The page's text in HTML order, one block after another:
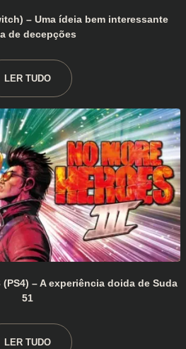
– Uma ídeia bem interessante
de decepções
LER TUDO
– A experiência doida de Suda
51
LER TUDO